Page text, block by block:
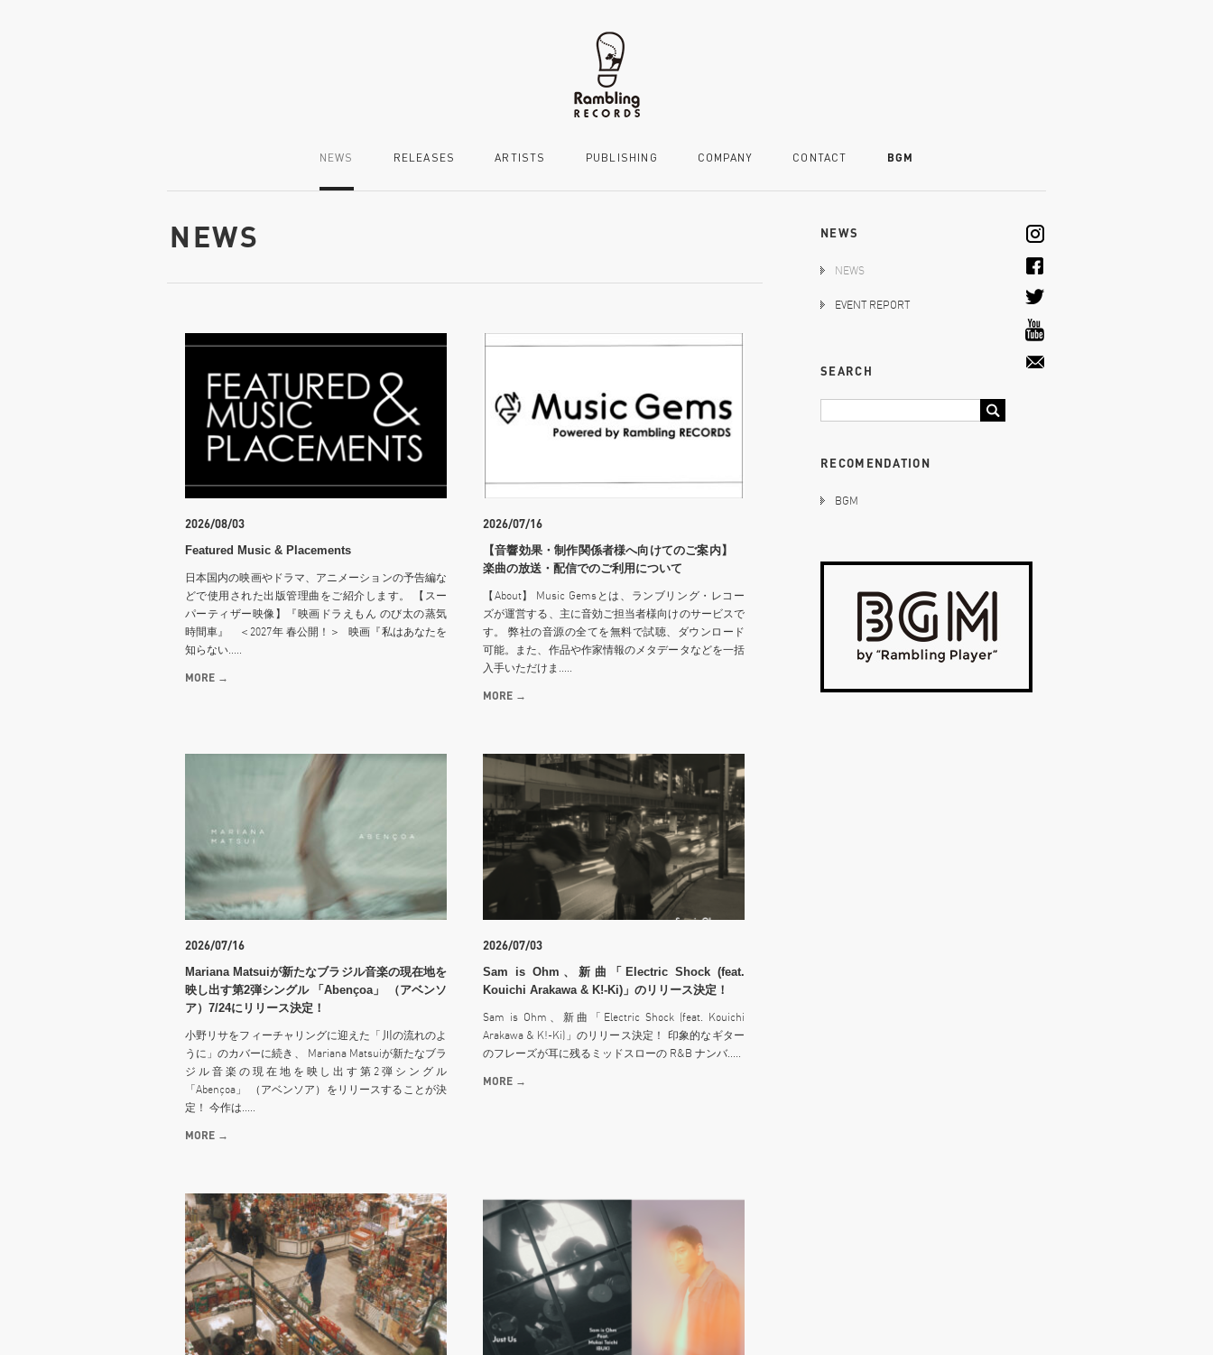
NEWS RELEASES ARTISTS PUBLISHING COMPANY CONTACT BGM
NEWS
2026/08/03
Featured Music & Placements
日本国内の映画やドラマ、アニメーションの予告編な
どで使用された出版管理曲をご紹介します。 【スー
パーティザー映像】『映画ドラえもん のび太の蒸気
時間車』 ＜2027年 春公開！＞ 映画『私はあなたを
知らない.....
MORE →
2026/07/16
【音響効果・制作関係者様へ向けてのご案内】
楽曲の放送・配信でのご利用について
【About】 Music Gemsとは、ランブリング・レコー
ズが運営する、主に音効ご担当者様向けのサービスで
す。 弊社の音源の全てを無料で試聴、ダウンロード
可能。また、作品や作家情報のメタデータなどを一括
入手いただけま.....
MORE →
2026/07/16
Mariana Matsuiが新たなブラジル音楽の現在地を
映し出す第2弾シングル 「Abençoa」 （アベンソ
ア）7/24にリリース決定！
小野リサをフィーチャリングに迎えた「川の流れのよ
うに」のカバーに続き、 Mariana Matsuiが新たなブラ
ジル音楽の現在地を映し出す第2弾シングル
「Abençoa」 （アベンソア）をリリースすることが決
定！ 今作は.....
MORE →
2026/07/03
Sam is Ohm、新曲「Electric Shock (feat.
Kouichi Arakawa & K!-Ki)」のリリース決定！
Sam is Ohm、新曲「Electric Shock (feat. Kouichi
Arakawa & K!-Ki)」のリリース決定！ 印象的なギター
のフレーズが耳に残るミッドスローの R&B ナンバ.....
MORE →
NEWS
NEWS
EVENT REPORT
SEARCH
RECOMENDATION
BGM